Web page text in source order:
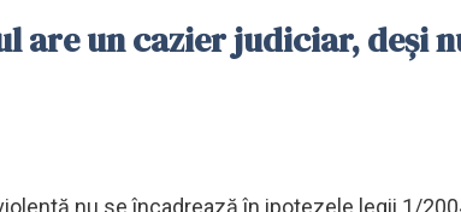
are un cazier judiciar, deși
nu se încadrează în ipotezele legii 1/